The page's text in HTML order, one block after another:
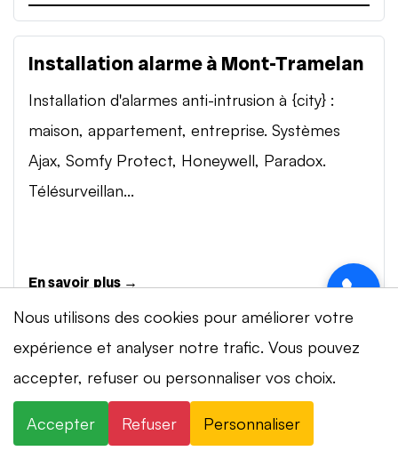
Installation alarme à Mont-Tramelan
Installation d'alarmes anti-intrusion à {city} :
maison, appartement, entreprise. Systèmes
Ajax, Somfy Protect, Honeywell, Paradox.
Télésurveillan...
En savoir plus →
Vidéosurveillance à Mont-Tramelan
Installation de systèmes de vidéosurveillance à
{city} : caméras IP 4K, visionnage smartphone,
Nous utilisons des cookies pour améliorer votre
expérience et analyser notre trafic. Vous pouvez
accepter, refuser ou personnaliser vos choix.
Accepter Refuser Personnaliser